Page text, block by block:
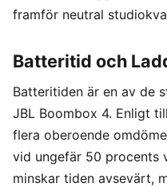
framför neutral
Batteritid och
Batteritiden är en av de
JBL Boombox 4. Enligt
flera oberoende
vid ungefär 50 procents
minskar tiden avsevärt,